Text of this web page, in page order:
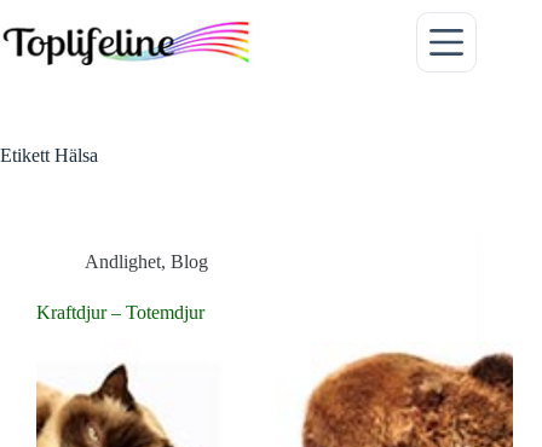
till
innehåll
Etikett Hälsa
Andlighet, Blog
Kraftdjur – Totemdjur